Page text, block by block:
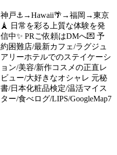
神戸⚓️→Hawaii🌴→福岡→東京
🗼 日常を彩る上質な体験を発
信中✨ PRご依頼はDMへ💌 予
約困難店/最新カフェ/ラグジュ
アリーホテルでのステイケーシ
ョン/美容/新作コスメの正直レ
ビュー/大好きなオシャレ 元秘
書/日本化粧品検定/温活マイス
ター/食べログ/LIPS/GoogleMap7